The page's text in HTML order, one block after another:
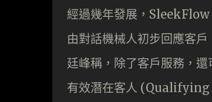
經過幾年發展，SleekFlow
由對話機械人初步回應客
廷峰稱，除了客戶服務，
有效潛在客人 (Qualifying